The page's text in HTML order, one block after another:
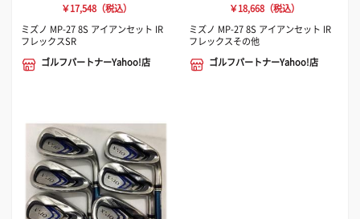
￥17,548（税込）
ミズノ MP-27 8S アイアンセット IR
フレックスSR
ゴルフパートナーYahoo!店
￥18,668（税込）
ミズノ MP-27 8S アイアンセット IR
フレックスその他
ゴルフパートナーYahoo!店